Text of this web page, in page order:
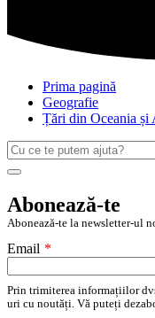
Prima pagină
Geografie
Țări din Oceania și
Caută
după:
Search
Abonează-te
Abonează-te la newsletter-ul
Email *
Prin trimiterea informațiilor
uri cu noutăți. Vă puteți